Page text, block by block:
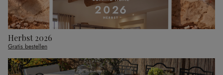
Herbst 2026
Gratis bestellen